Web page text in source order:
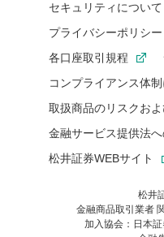
セキュリティについて
プライバシーポリシー
各口座取引規程
コンプライアンス体
取扱商品のリスクお
金融サービス提供法
松井証券WEBサイト
松井
金融商品取引業者
加入協会：日本
お気に入り機能は松井証券
お気に入り登録いただくと